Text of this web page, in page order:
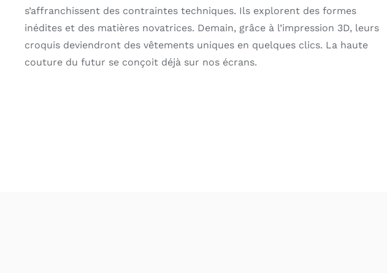
s’affranchissent des contraintes techniques. Ils explorent des formes
inédites et des matières novatrices. Demain, grâce à l’impression 3D, leurs
croquis deviendront des vêtements uniques en quelques clics. La haute
couture du futur se conçoit déjà sur nos écrans.